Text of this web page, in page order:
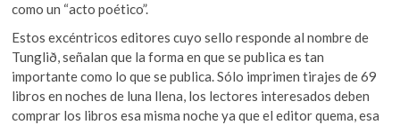
como un “acto poético”.
Estos excéntricos editores cuyo sello responde al nombre de
Tunglið, señalan que la forma en que se publica es tan
importante como lo que se publica. Sólo imprimen tirajes de 69
libros en noches de luna llena, los lectores interesados deben
comprar los libros esa misma noche ya que el editor quema, esa